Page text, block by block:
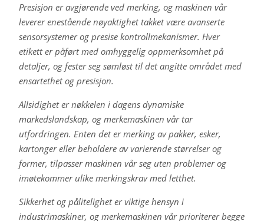
Presisjon er avgjørende ved merking, og maskinen vår
leverer enestående nøyaktighet takket være avanserte
sensorsystemer og presise kontrollmekanismer. Hver
etikett er påført med omhyggelig oppmerksomhet på
detaljer, og fester seg sømløst til det angitte området med
ensartethet og presisjon.
Allsidighet er nøkkelen i dagens dynamiske
markedslandskap, og merkemaskinen vår tar
utfordringen. Enten det er merking av pakker, esker,
kartonger eller beholdere av varierende størrelser og
former, tilpasser maskinen vår seg uten problemer og
imøtekommer ulike merkingskrav med letthet.
Sikkerhet og pålitelighet er viktige hensyn i
industrimaskiner, og merkemaskinen vår prioriterer begge